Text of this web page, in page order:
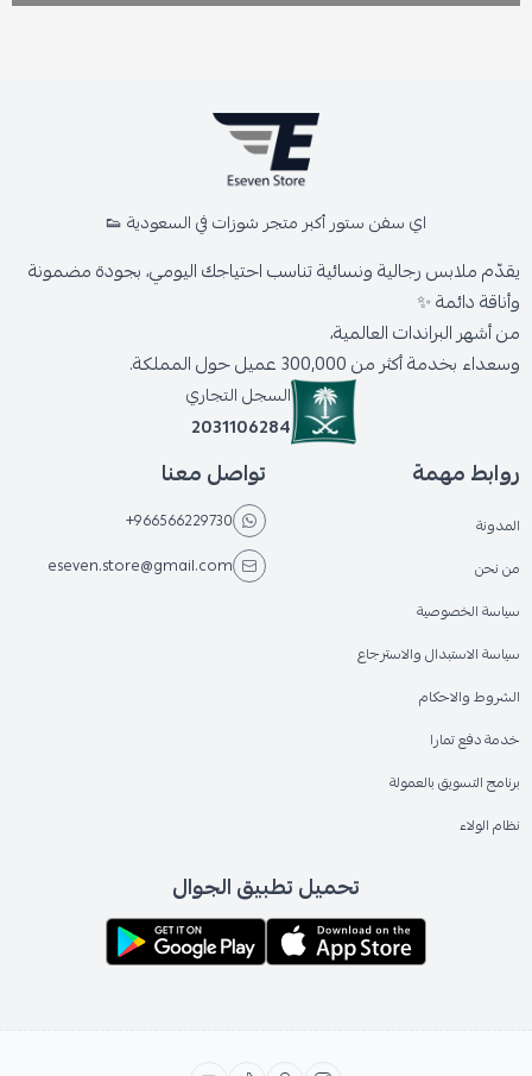
اي سفن ستور أكبر متجر شوزات في السعودية 👟
يقدّم ملابس رجالية ونسائية تناسب احتياجك اليومي، بجودة مضمونة
وأناقة دائمة ✨
من أشهر البراندات العالمية،
وسعداء بخدمة أكثر من 300,000 عميل حول المملكة.
السجل التجاري
2031106284
روابط مهمة
المدونة
من نحن
سياسة الخصوصية
سياسة الاستبدال والاسترجاع
الشروط والاحكام
خدمة دفع تمارا
برنامج التسويق بالعمولة
نظام الولاء
تواصل معنا
+966566229730
eseven.store@gmail.com
تحميل تطبيق الجوال